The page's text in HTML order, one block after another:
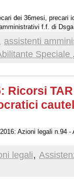
dei 36mesi, precari
f.f. di Dsga
assistenti
Speciale
Ricorsi
Azioni legali n.94
legali,